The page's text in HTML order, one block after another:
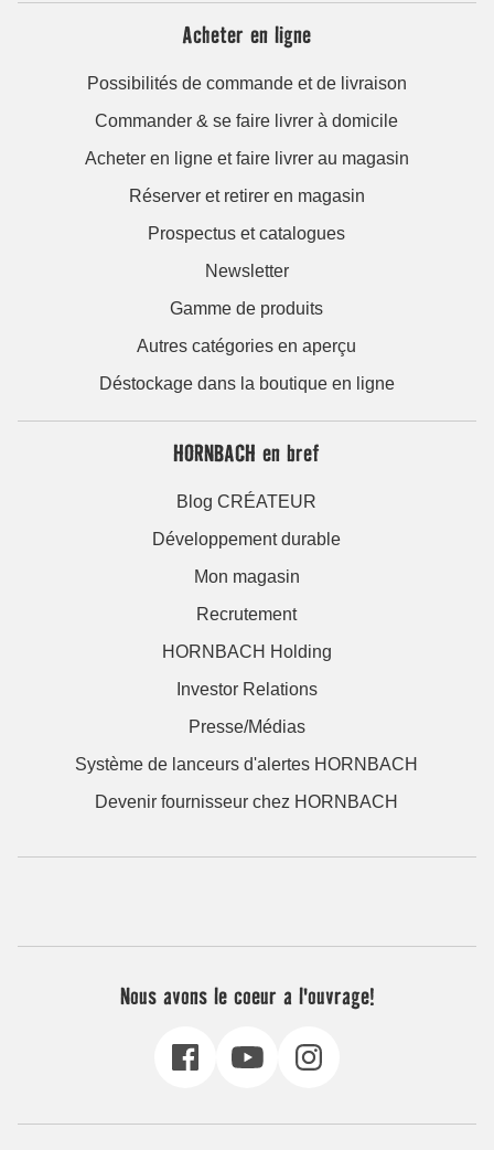
Acheter en ligne
Possibilités de commande et de livraison
Commander & se faire livrer à domicile
Acheter en ligne et faire livrer au magasin
Réserver et retirer en magasin
Prospectus et catalogues
Newsletter
Gamme de produits
Autres catégories en aperçu
Déstockage dans la boutique en ligne
HORNBACH en bref
Blog CRÉATEUR
Développement durable
Mon magasin
Recrutement
HORNBACH Holding
Investor Relations
Presse/Médias
Système de lanceurs d'alertes HORNBACH
Devenir fournisseur chez HORNBACH
Nous avons le coeur a l'ouvrage!